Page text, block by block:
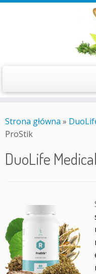
do
treści
Strona główna »
ProStik
DuoLife